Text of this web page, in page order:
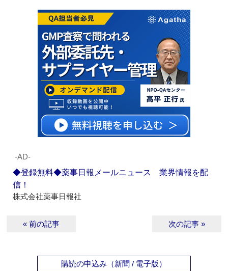
‐AD‐
◆登録無料◆薬事日報メールニュース 業界情報を配
信！
株式会社薬事日報社
« 前の記事 次の記事 »
購読の申込み（新聞 / 電子版）